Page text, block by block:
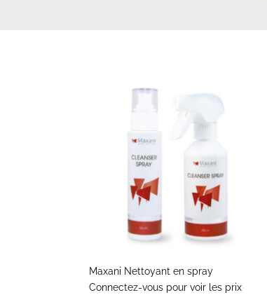
Maxani Nettoyant en spray
Connectez-vous pour voir les prix